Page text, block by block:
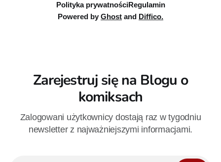
Polityka prywatnościRegulamin
Powered by Ghost and Diffico.
Zarejestruj się na Blogu o
komiksach
Zalogowani użytkownicy dostają raz w tygodniu
newsletter z najważniejszymi informacjami.